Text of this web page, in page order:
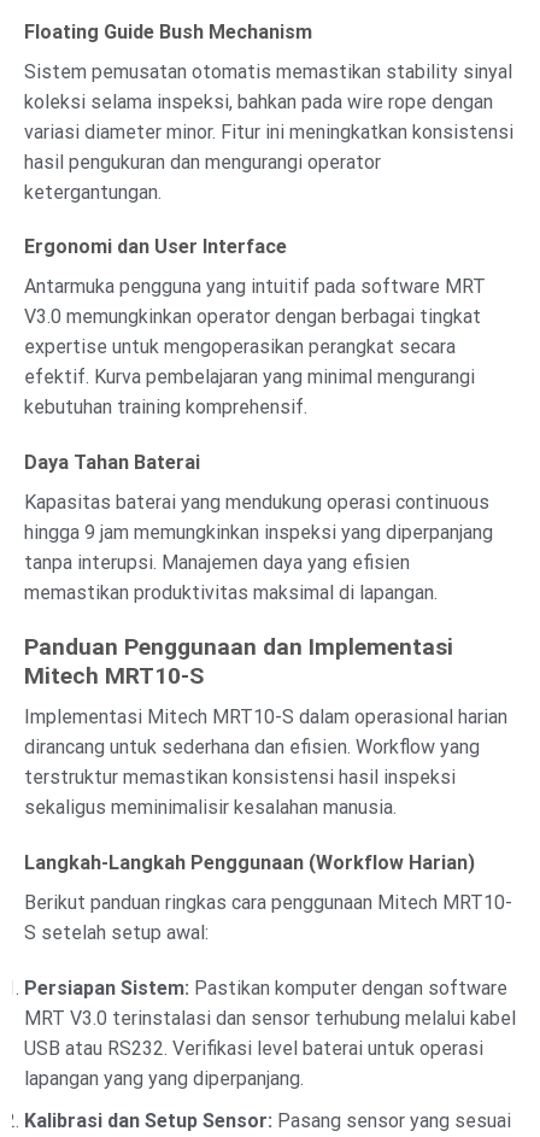
Floating Guide Bush Mechanism
Sistem pemusatan otomatis memastikan stability sinyal
koleksi selama inspeksi, bahkan pada wire rope dengan
variasi diameter minor. Fitur ini meningkatkan konsistensi
hasil pengukuran dan mengurangi operator
ketergantungan.
Ergonomi dan User Interface
Antarmuka pengguna yang intuitif pada software MRT
V3.0 memungkinkan operator dengan berbagai tingkat
expertise untuk mengoperasikan perangkat secara
efektif. Kurva pembelajaran yang minimal mengurangi
kebutuhan training komprehensif.
Daya Tahan Baterai
Kapasitas baterai yang mendukung operasi continuous
hingga 9 jam memungkinkan inspeksi yang diperpanjang
tanpa interupsi. Manajemen daya yang efisien
memastikan produktivitas maksimal di lapangan.
Panduan Penggunaan dan Implementasi
Mitech MRT10-S
Implementasi Mitech MRT10-S dalam operasional harian
dirancang untuk sederhana dan efisien. Workflow yang
terstruktur memastikan konsistensi hasil inspeksi
sekaligus meminimalisir kesalahan manusia.
Langkah-Langkah Penggunaan (Workflow Harian)
Berikut panduan ringkas cara penggunaan Mitech MRT10-
S setelah setup awal:
Persiapan Sistem: Pastikan komputer dengan software
MRT V3.0 terinstalasi dan sensor terhubung melalui kabel
USB atau RS232. Verifikasi level baterai untuk operasi
lapangan yang yang diperpanjang.
Kalibrasi dan Setup Sensor: Pasang sensor yang sesuai